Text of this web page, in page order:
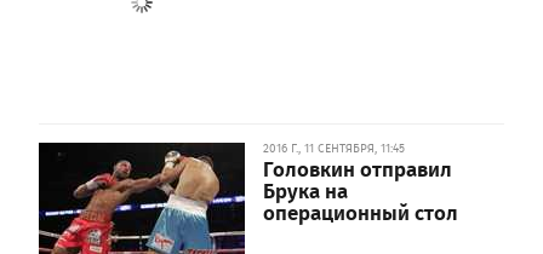
2016 Г., 11 СЕНТЯБРЯ, 11:45
Головкин отправил
Брука на
операционный стол